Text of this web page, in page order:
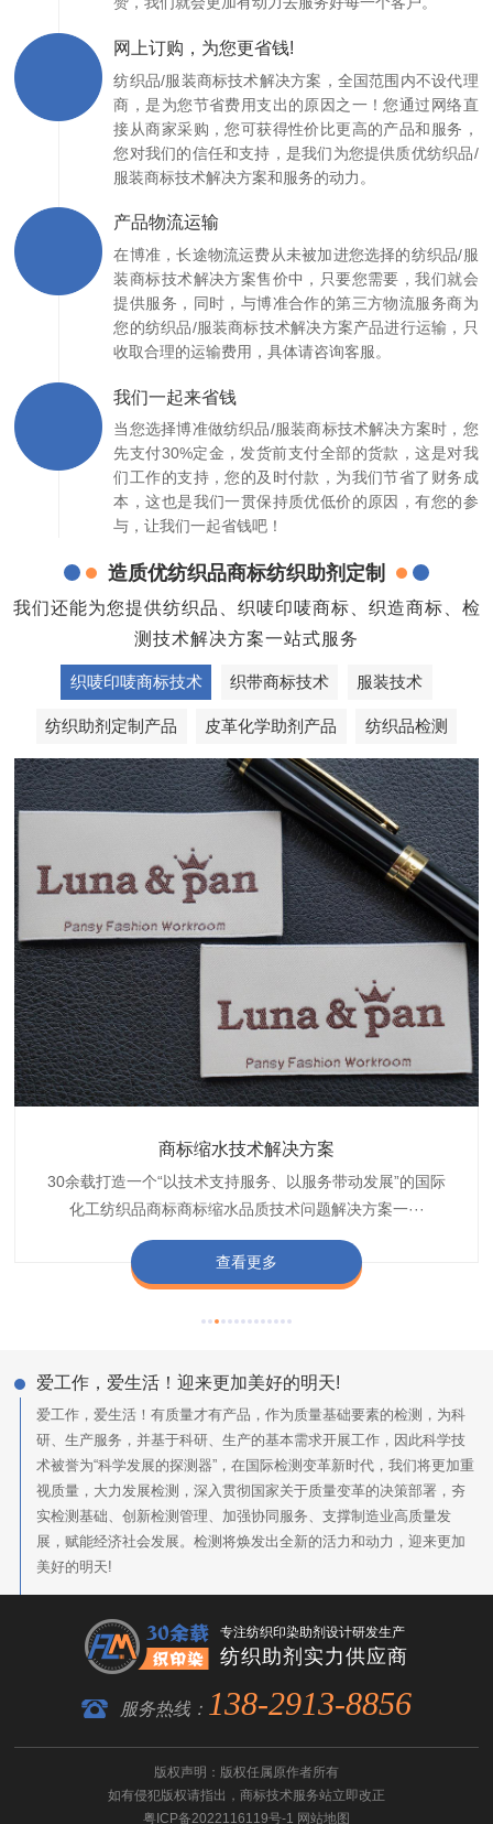
网上订购，为您更省钱!
纺织品/服装商标技术解决方案，全国范围内不设代理
商，是为您节省费用支出的原因之一！您通过网络直
接从商家采购，您可获得性价比更高的产品和服务，
您对我们的信任和支持，是我们为您提供质优纺织品/
服装商标技术解决方案和服务的动力。
产品物流运输
在博准，长途物流运费从未被加进您选择的纺织品/服
装商标技术解决方案售价中，只要您需要，我们就会
提供服务，同时，与博准合作的第三方物流服务商为
您的纺织品/服装商标技术解决方案产品进行运输，只
收取合理的运输费用，具体请咨询客服。
我们一起来省钱
当您选择博准做纺织品/服装商标技术解决方案时，您
先支付30%定金，发货前支付全部的货款，这是对我
们工作的支持，您的及时付款，为我们节省了财务成
本，这也是我们一贯保持质优低价的原因，有您的参
与，让我们一起省钱吧！
造质优纺织品商标纺织助剂定制
我们还能为您提供纺织品、织唛印唛商标、织造商标、检
测技术解决方案一站式服务
织唛印唛商标技术 织带商标技术 服装技术
纺织助剂定制产品 皮革化学助剂产品 纺织品检测
商标缩水技术解决方案
30余载打造一个“以技术支持服务、以服务带动发展”的国际
化工纺织品商标商标缩水品质技术问题解决方案一···
查看更多
织带商标防水技术解决方案
博准公司专注于织带商标防水技术解决方案30余载,励志于
纺织品商标企业打造含油量超标品质技术问题解决方···
查看更多
服装颜色不匀技术解决方案
博准是一家专注30余载设计研发织唛印唛商标、织带服装颜
色不匀品质技术问题解决方案一站式服务提供商,技···
查看更多
纺织品阻燃母粒
博准致力于成为纺织品商标阻燃母粒剂,TF-W760,TF-W760
阻燃母粒剂加工定制服务实力提供商,···
查看更多
爱工作，爱生活！迎来更加美好的明天!
爱工作，爱生活！有质量才有产品，作为质量基础要素的检测，为科
研、生产服务，并基于科研、生产的基本需求开展工作，因此科学技
术被誉为“科学发展的探测器”，在国际检测变革新时代，我们将更加重
视质量，大力发展检测，深入贯彻国家关于质量变革的决策部署，夯
实检测基础、创新检测管理、加强协同服务、支撑制造业高质量发
展，赋能经济社会发展。检测将焕发出全新的活力和动力，迎来更加
美好的明天!
专注纺织印染助剂设计研发生产
纺织助剂实力供应商
服务热线： 138-2913-8856
版权声明：版权任属原作者所有
如有侵犯版权请指出， 商标技术服务站立即改正
粤ICP备2022116119号-1 网站地图